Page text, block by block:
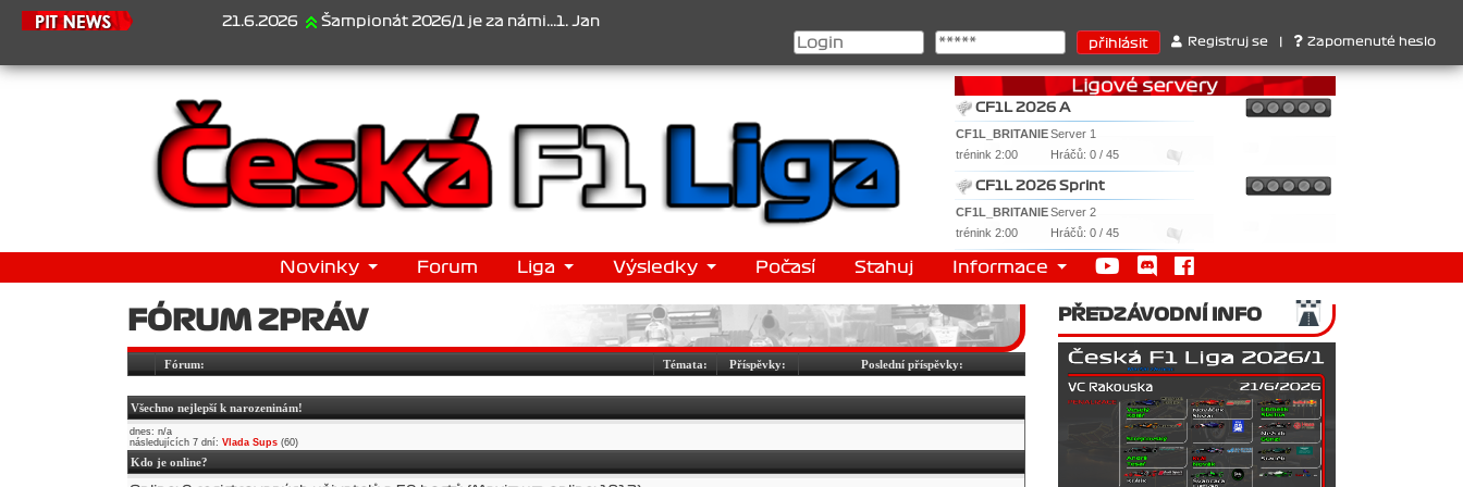
21.6.2026 Šampionát 2026/1 je za námi...1. Jan Veselý , 2. Jan Nováček , 3. Jakub Chmelík , Pohár konstruktérů : 1. Ferrari . 2. Williams , 3. RedBull ..... SprintCup -
Registruj se Zapomenuté heslo
CF1L 2026 A
CF1L_BRITANIEServer 1
trénink 2:00
Hráčů: 0 / 45
CF1L 2026 Sprint
CF1L_BRITANIEServer 2
trénink 2:00
Hráčů: 0 / 45
Novinky Forum Liga Výsledky Počasí Stahuj Informace
FÓRUM ZPRÁV
Fórum: Témata: Příspěvky: Poslední příspěvky:
Všechno nejlepší k narozeninám!
dnes: n/a
následujících 7 dní: Vlada Sups (60)
Kdo je online?
PŘEDZÁVODNÍ INFO